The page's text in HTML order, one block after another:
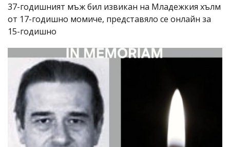
37-годишният мъж бил извикан на Младежкия хълм
от 17-годишно момиче, представяло се онлайн за
15-годишно